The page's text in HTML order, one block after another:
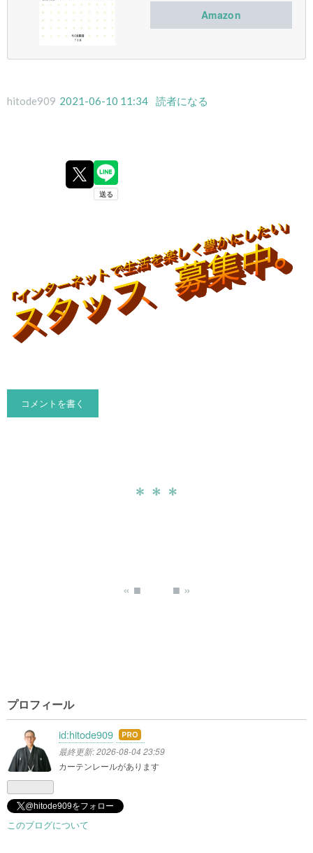
Amazon
hitode909 2021-06-10 11:34 読者になる
コメントを書く
« ■ ■ »
プロフィール
id:hitode909 はて
なブ
ログ
最終更新:2026-08-04 23:59
カーテンレールがあります
@hitode909をフォロー
このブログについて